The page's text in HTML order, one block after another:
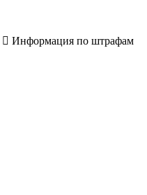
Информация по штрафам